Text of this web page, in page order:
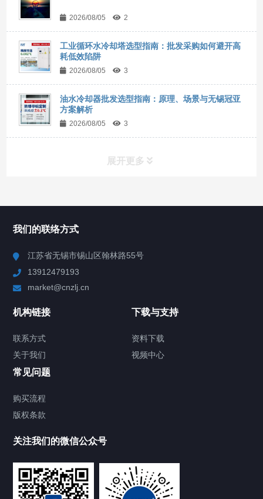
2026/08/05 2
工业循环水冷却塔选型指南：批发采购如何避开高
耗低效陷阱
2026/08/05 3
油水冷却器批发选型指南：原理、场景与无锡冠亚
方案解析
2026/08/05 3
展开更多
Chiller高精度制冷循环器
TCU温度控制单元
Chiller气体控温系统
Chamber试验箱
我们的联络方式
江苏省无锡市锡山区翰林路55号
13912479193
market@cnzlj.cn
机构链接
联系方式
关于我们
下载与支持
资料下载
视频中心
常见问题
购买流程
版权条款
关注我们的微信公众号